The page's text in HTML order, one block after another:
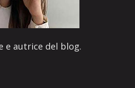
e autrice del blog.